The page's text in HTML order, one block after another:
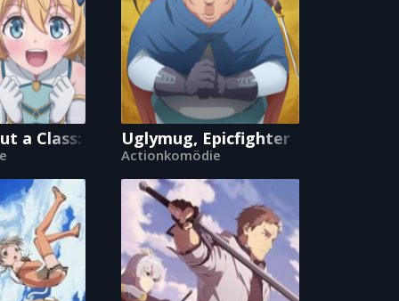
a Class: Who Even Needs Skills?!
Uglymug, Epicfighter
Actionkomödie